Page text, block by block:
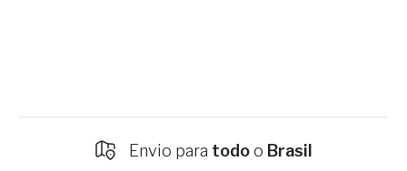
Envio para todoo Brasil